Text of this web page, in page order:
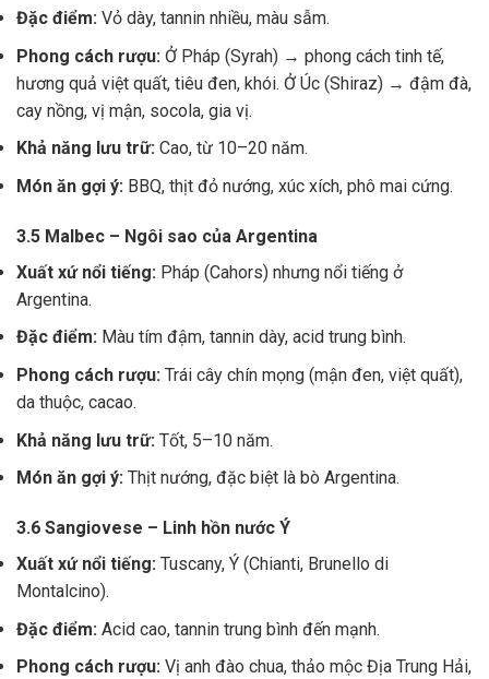
Đặc điểm: Vỏ dày, tannin nhiều, màu sẫm.
Phong cách rượu: Ở Pháp (Syrah) → phong cách tinh tế,
hương quả việt quất, tiêu đen, khói. Ở Úc (Shiraz) → đậm đà,
cay nồng, vị mận, socola, gia vị.
Khả năng lưu trữ: Cao, từ 10–20 năm.
Món ăn gợi ý: BBQ, thịt đỏ nướng, xúc xích, phô mai cứng.
3.5 Malbec – Ngôi sao của Argentina
Xuất xứ nổi tiếng: Pháp (Cahors) nhưng nổi tiếng ở
Argentina.
Đặc điểm: Màu tím đậm, tannin dày, acid trung bình.
Phong cách rượu: Trái cây chín mọng (mận đen, việt quất),
da thuộc, cacao.
Khả năng lưu trữ: Tốt, 5–10 năm.
Món ăn gợi ý: Thịt nướng, đặc biệt là bò Argentina.
3.6 Sangiovese – Linh hồn nước Ý
Xuất xứ nổi tiếng: Tuscany, Ý (Chianti, Brunello di
Montalcino).
Đặc điểm: Acid cao, tannin trung bình đến mạnh.
Phong cách rượu: Vị anh đào chua, thảo mộc Địa Trung Hải,